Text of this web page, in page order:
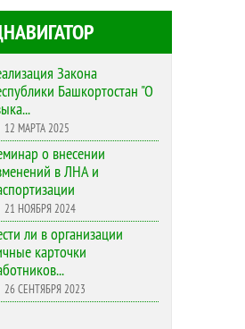
Закона
Башкортостан "О
12 МАРТА 2025
о внесении
в ЛНА и
21 НОЯБРЯ 2024
ли в организации
карточки
26 СЕНТЯБРЯ 2023